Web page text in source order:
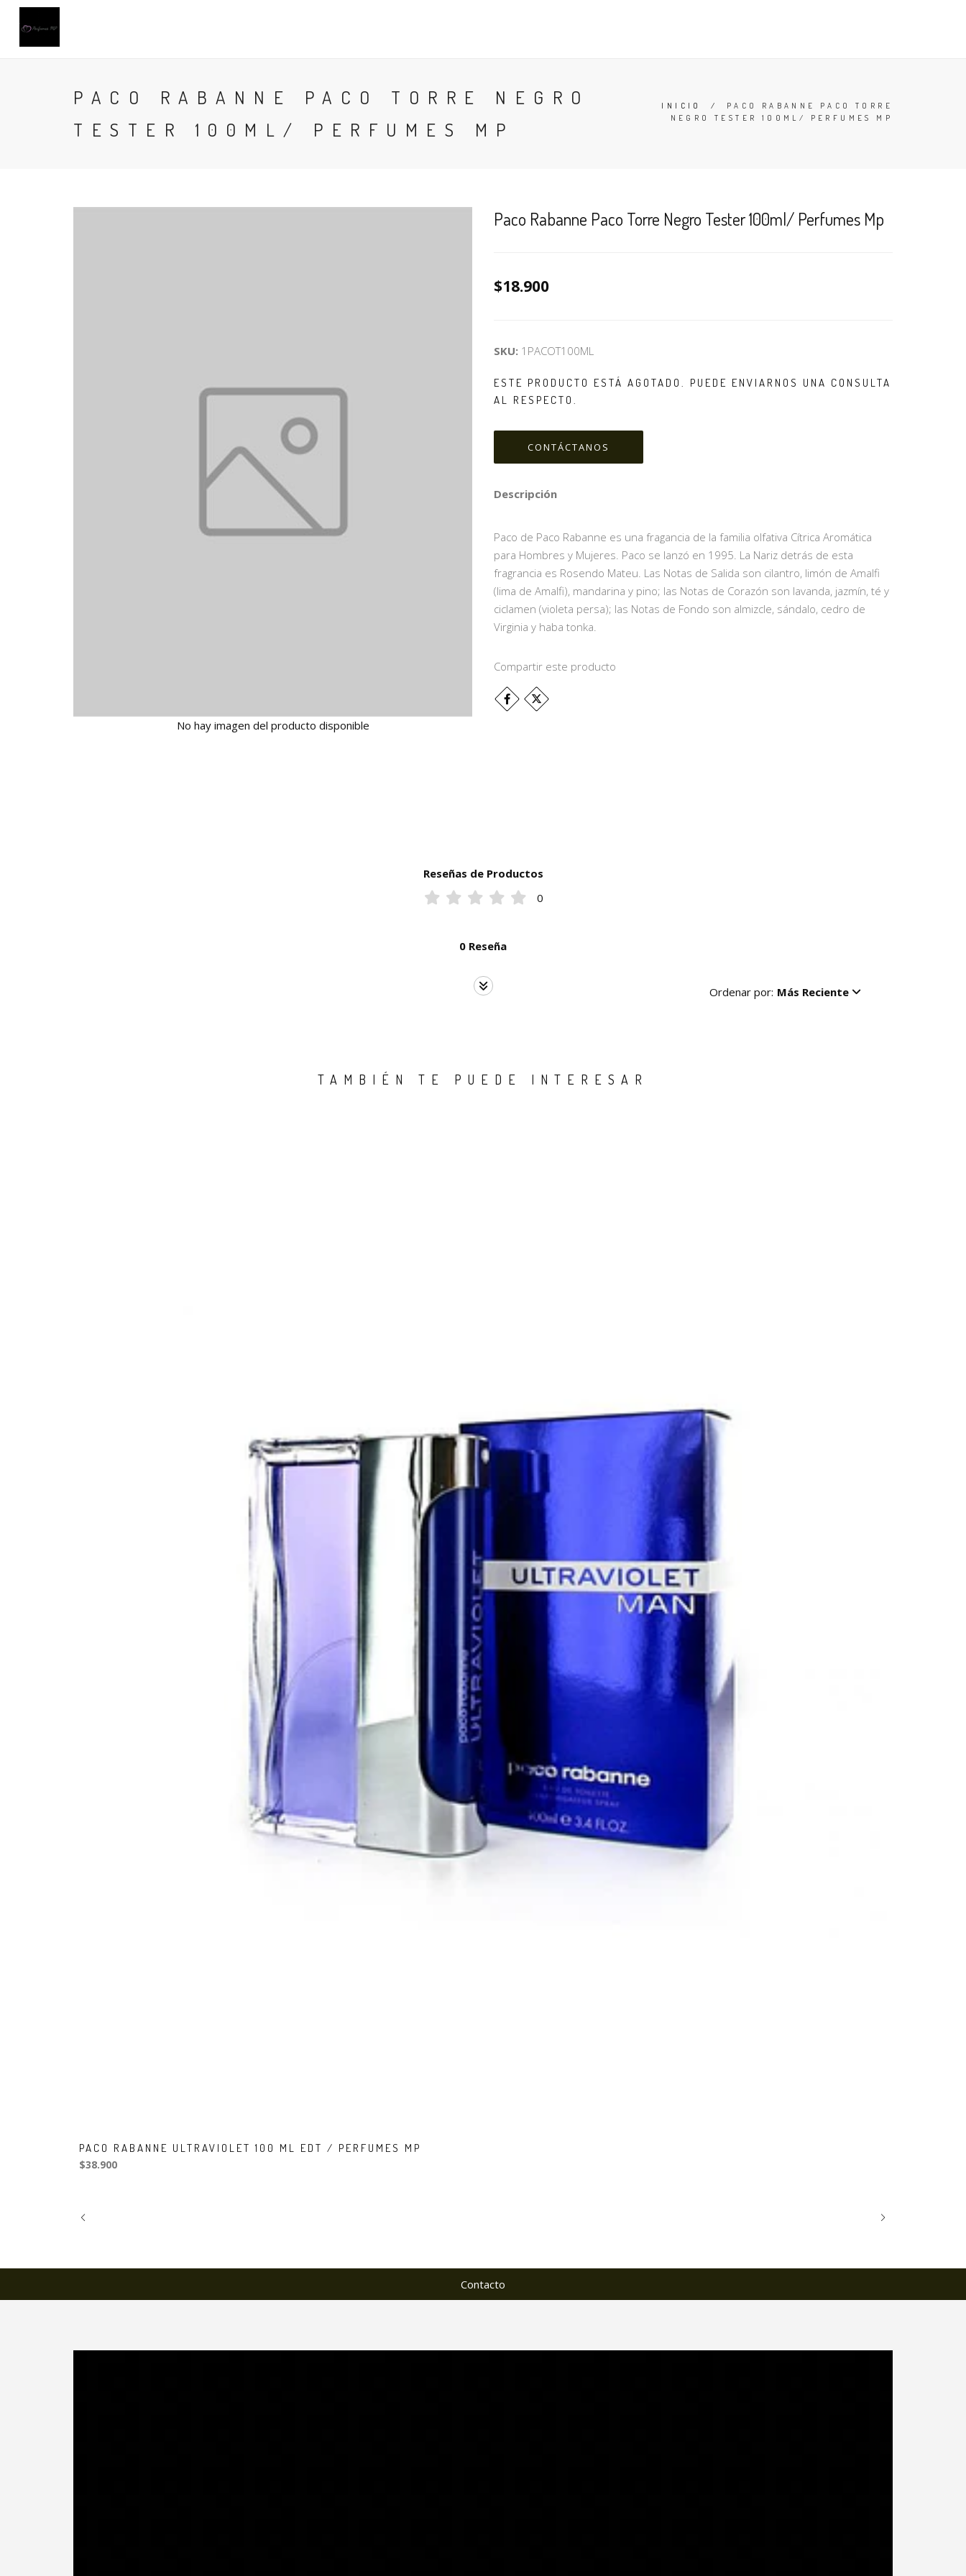
PACO RABANNE PACO TORRE NEGRO
TESTER 100ML/ PERFUMES MP
INICIO / PACO RABANNE PACO TORRE
NEGRO TESTER 100ML/ PERFUMES MP
No hay imagen del producto disponible
Paco Rabanne Paco Torre Negro Tester 100ml/ Perfumes Mp
$18.900
SKU: 1PACOT100ML
ESTE PRODUCTO ESTÁ AGOTADO. PUEDE ENVIARNOS UNA CONSULTA
AL RESPECTO.
CONTÁCTANOS
Descripción
Paco de Paco Rabanne es una fragancia de la familia olfativa Cítrica Aromática
para Hombres y Mujeres. Paco se lanzó en 1995. La Nariz detrás de esta
fragrancia es Rosendo Mateu. Las Notas de Salida son cilantro, limón de Amalfi
(lima de Amalfi), mandarina y pino; las Notas de Corazón son lavanda, jazmín, té y
ciclamen (violeta persa); las Notas de Fondo son almizcle, sándalo, cedro de
Virginia y haba tonka.
Compartir este producto
Reseñas de Productos
0
0 Reseña
Ordenar por: Más Reciente
TAMBIÉN TE PUEDE INTERESAR
PACO RABANNE ULTRAVIOLET 100 ML EDT / PERFUMES MP
$38.900
Contacto